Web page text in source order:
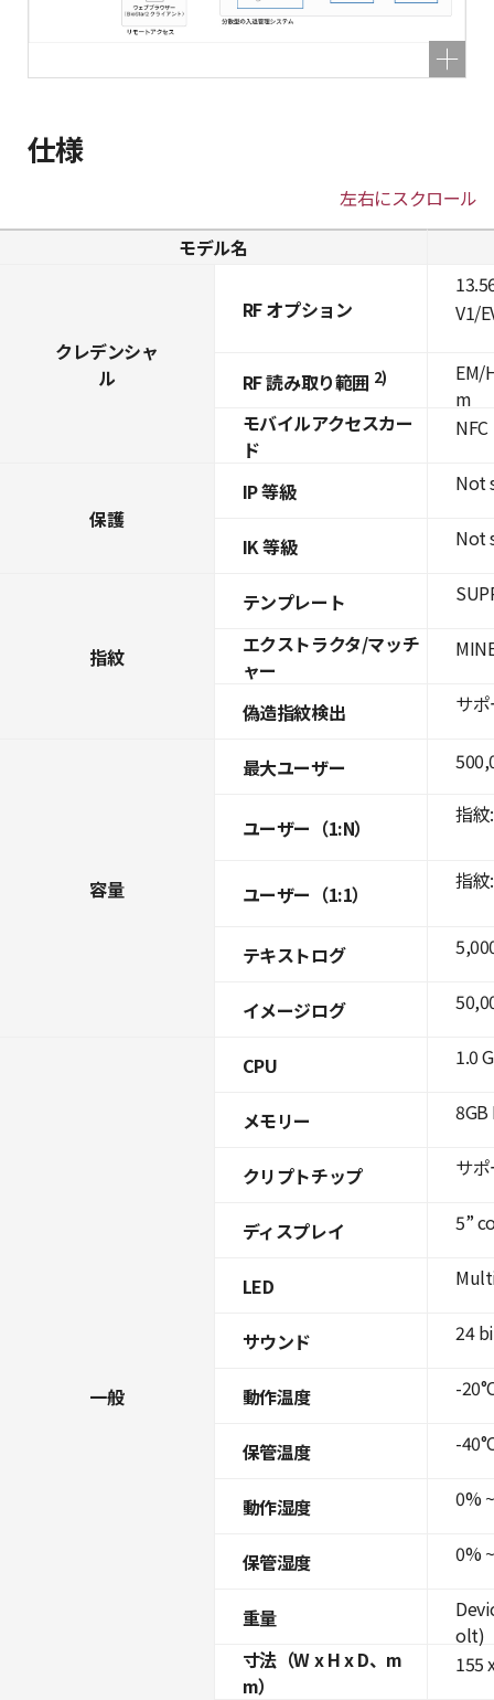
仕様
左右にスクロール
モデル名
クレデンシャ
ル
RF オプション
RF 読み取り範囲 2)
モバイルアクセスカー
ド
保護
IP 等級
IK 等級
指紋
テンプレート
エクストラクタ/マッチ
ャー
偽造指紋検出
容量
最大ユーザー
ユーザー（1:N）
ユーザー（1:1）
テキストログ
イメージログ
一般
CPU
メモリー
クリプトチップ
ディスプレイ
LED
サウンド
動作温度
保管温度
動作湿度
保管湿度
重量
寸法（W x H x D、m
m）
V1/
EM/
m
NFC
Not
Not
サ
指紋
指紋
1.0
8GB
サ
5”
24
-
-
0%
0%
olt)
155